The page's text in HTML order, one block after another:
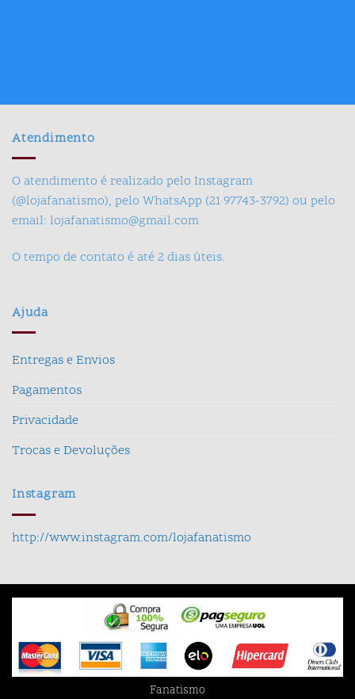
Atendimento
O atendimento é realizado pelo Instagram
(@lojafanatismo), pelo WhatsApp (21 97743-3792) ou pelo
email: lojafanatismo@gmail.com
O tempo de contato é até 2 dias úteis.
Ajuda
Entregas e Envios
Pagamentos
Privacidade
Trocas e Devoluções
Instagram
http://www.instagram.com/lojafanatismo
Fanatismo